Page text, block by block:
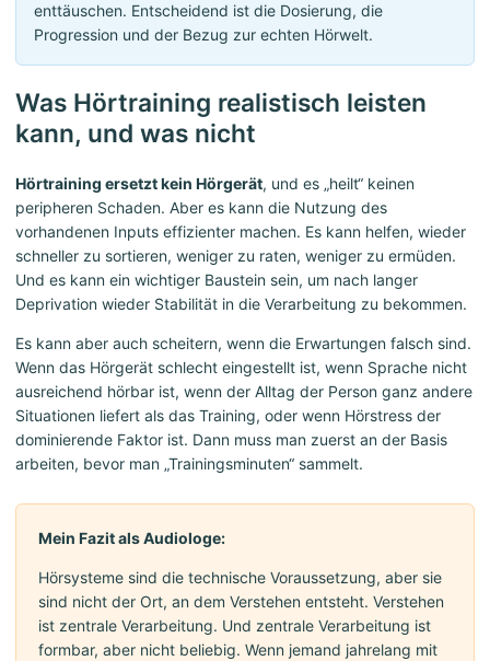
enttäuschen. Entscheidend ist die Dosierung, die
Progression und der Bezug zur echten Hörwelt.
Was Hörtraining realistisch leisten
kann, und was nicht
Hörtraining ersetzt kein Hörgerät, und es „heilt“ keinen
peripheren Schaden. Aber es kann die Nutzung des
vorhandenen Inputs effizienter machen. Es kann helfen, wieder
schneller zu sortieren, weniger zu raten, weniger zu ermüden.
Und es kann ein wichtiger Baustein sein, um nach langer
Deprivation wieder Stabilität in die Verarbeitung zu bekommen.
Es kann aber auch scheitern, wenn die Erwartungen falsch sind.
Wenn das Hörgerät schlecht eingestellt ist, wenn Sprache nicht
ausreichend hörbar ist, wenn der Alltag der Person ganz andere
Situationen liefert als das Training, oder wenn Hörstress der
dominierende Faktor ist. Dann muss man zuerst an der Basis
arbeiten, bevor man „Trainingsminuten“ sammelt.
Mein Fazit als Audiologe:
Hörsysteme sind die technische Voraussetzung, aber sie
sind nicht der Ort, an dem Verstehen entsteht. Verstehen
ist zentrale Verarbeitung. Und zentrale Verarbeitung ist
formbar, aber nicht beliebig. Wenn jemand jahrelang mit